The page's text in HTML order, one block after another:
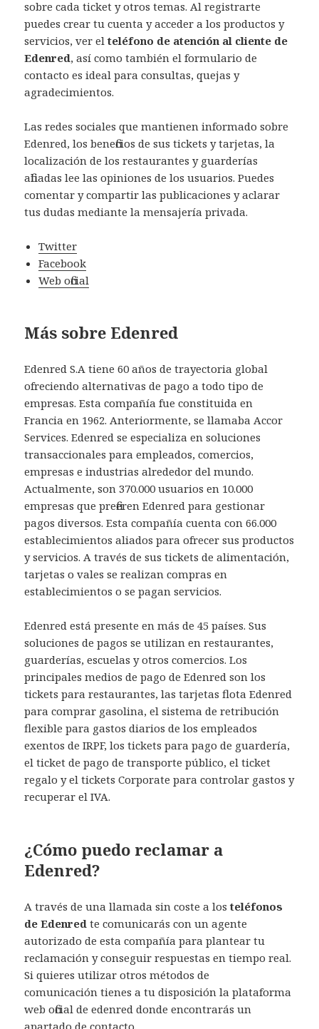
sobre cada ticket y otros temas. Al registrarte
puedes crear tu cuenta y acceder a los productos y
servicios, ver elteléfono de atención al cliente de
Edenred, así como también el formulario de
contacto es ideal para consultas, quejas y
agradecimientos.
Las redes sociales que mantienen informado sobre
Edenred, los beneficios de sus tickets y tarjetas, la
localización de los restaurantes y guarderías
afiliadas lee las opiniones de los usuarios. Puedes
comentar y compartir las publicaciones y aclarar
tus dudas mediante la mensajería privada.
Twitter
Facebook
Web oficial
Más sobre Edenred
Edenred S.A tiene 60 años de trayectoria global
ofreciendo alternativas de pago a todo tipo de
empresas. Esta compañía fue constituida en
Francia en 1962. Anteriormente, se llamaba Accor
Services. Edenred se especializa en soluciones
transaccionales para empleados, comercios,
empresas e industrias alrededor del mundo.
Actualmente, son 370.000 usuarios en 10.000
empresas que prefieren Edenred para gestionar
pagos diversos. Esta compañía cuenta con 66.000
establecimientos aliados para ofrecer sus productos
y servicios. A través de sus tickets de alimentación,
tarjetas o vales se realizan compras en
establecimientos o se pagan servicios.
Edenred está presente en más de 45 países. Sus
soluciones de pagos se utilizan en restaurantes,
guarderías, escuelas y otros comercios. Los
principales medios de pago de Edenred son los
tickets para restaurantes, las tarjetas flota Edenred
para comprar gasolina, el sistema de retribución
flexible para gastos diarios de los empleados
exentos de IRPF, los tickets para pago de guardería,
el ticket de pago de transporte público, el ticket
regalo y el tickets Corporate para controlar gastos y
recuperar el IVA.
¿Cómo puedo reclamar a
Edenred?
A través de una llamada sin coste a los teléfonos
de Edenredte comunicarás con un agente
autorizado de esta compañía para plantear tu
reclamación y conseguir respuestas en tiempo real.
Si quieres utilizar otros métodos de
comunicación tienes a tu disposición la plataforma
web oficial de edenred donde encontrarás un